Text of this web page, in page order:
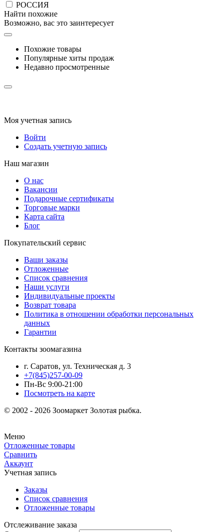
РОССИЯ
Найти похожие
Возможно, вас это заинтересует
Похожие товары
Популярные хиты продаж
Недавно просмотренные
Моя учетная запись
Войти
Создать учетную запись
Наш магазин
О нас
Вакансии
Подарочные сертификаты
Торговые марки
Карта сайта
Блог
Покупательский сервис
Ваши заказы
Отложенные
Список сравнения
Наши услуги
Индивидуальные проекты
Возврат товара
Политика в отношении обработки персональных
данных
Гарантии
Контакты зоомагазина
г. Саратов, ул. Техническая д. 3
+7(845)257-00-09
Пн-Вс 9:00-21:00
Посмотреть на карте
© 2002 - 2026 Зоомаркет Золотая рыбка.
Меню
Отложенные товары
Сравнить
Аккаунт
Учетная запись
Заказы
Список сравнения
Отложенные товары
Отслеживание заказа